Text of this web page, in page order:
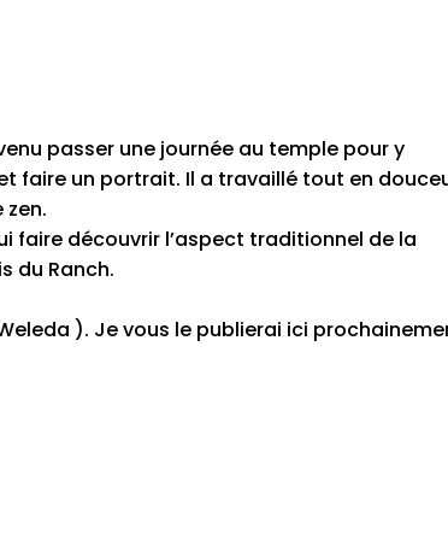
passer une journée au temple pour y
faire un portrait. Il a travaillé tout en
faire découvrir l’aspect traditionnel de la
du Ranch.
). Je vous le publierai ici